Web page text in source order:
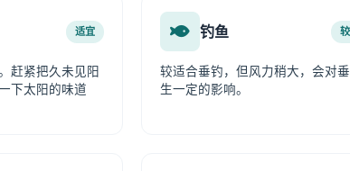
适宜
赶紧把久未见阳
下太阳的味道
钓鱼
较适合垂钓，但风力稍大，会对
生一定的影响。